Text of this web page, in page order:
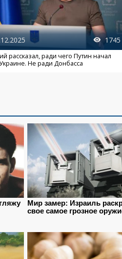
1745
рассказал, ради чего Путин начал
Не ради Донбасса